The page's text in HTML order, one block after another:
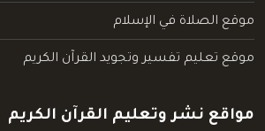
موقع الصلاة في الإسلام
موقع تعليم تفسير وتجويد القرآن الكريم
مواقع نشر وتعليم القرآن الكريم